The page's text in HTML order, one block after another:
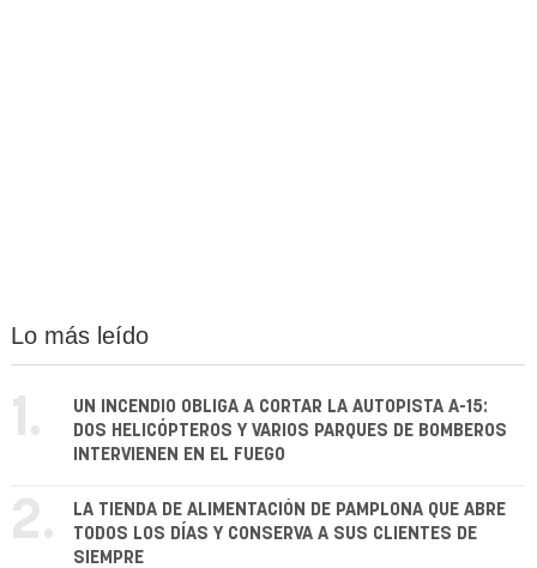
Lo más leído
1.
UN INCENDIO OBLIGA A CORTAR LA AUTOPISTA A-15:
DOS HELICÓPTEROS Y VARIOS PARQUES DE BOMBEROS
INTERVIENEN EN EL FUEGO
2.
LA TIENDA DE ALIMENTACIÓN DE PAMPLONA QUE ABRE
TODOS LOS DÍAS Y CONSERVA A SUS CLIENTES DE
SIEMPRE